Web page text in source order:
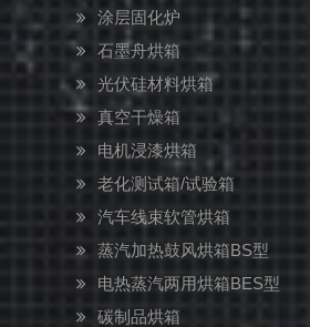
涂层固化炉
石墨舟烘箱
光伏硅材料烘箱
真空干燥箱
电机浸漆烘箱
老化测试箱/试验箱
汽车线束软管烘箱
蒸汽加热鼓风烘箱BS型
电热蒸汽两用烘箱BES型
碳制品烘箱